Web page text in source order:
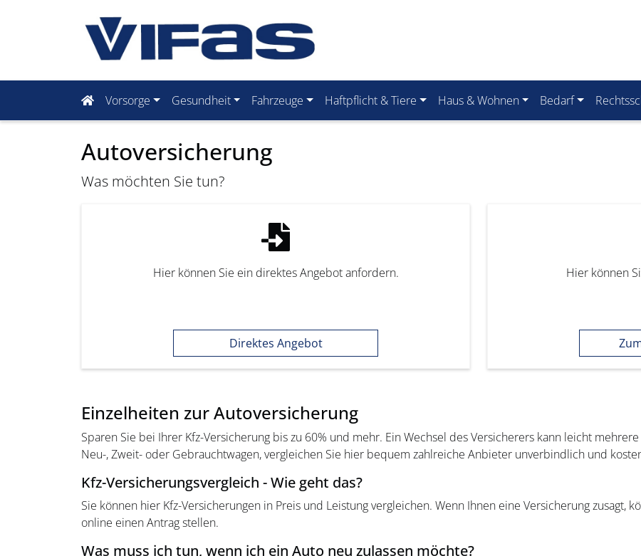
Vorsorge Gesundheit Fahrzeuge Haftpflicht & Tiere Haus & Wohnen Bedarf
Autoversicherung
Was möchten Sie tun?
Hier können Sie ein direktes Angebot anfordern.
Direktes Angebot
Hier können
Einzelheiten zur Autoversicherung
Sparen Sie bei Ihrer Kfz-Versicherung bis zu 60% und mehr. Ein Wechsel des Versicherers kann leicht
Neu-, Zweit- oder Gebrauchtwagen, vergleichen Sie hier bequem zahlreiche Anbieter unverbindlich und
Kfz-Versicherungsvergleich - Wie geht das?
Sie können hier Kfz-Versicherungen in Preis und Leistung vergleichen. Wenn Ihnen eine Versicherung zusagt,
online einen Antrag stellen.
Was muss ich tun, wenn ich ein Auto neu zulassen möchte?